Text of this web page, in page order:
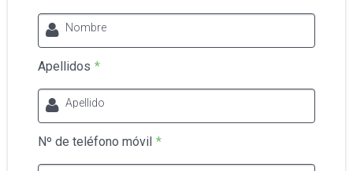
Nombre
Apellidos *
Apellido
Nº de teléfono móvil *